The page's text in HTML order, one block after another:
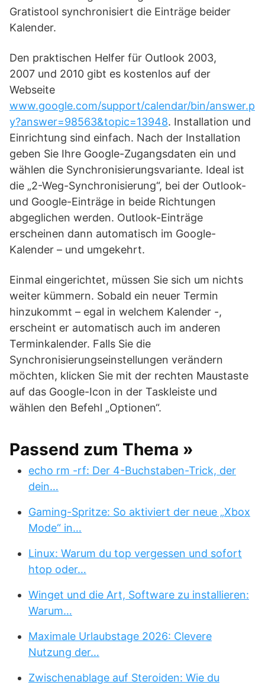
Gratistool synchronisiert die Einträge beider
Kalender.
Den praktischen Helfer für Outlook 2003,
2007 und 2010 gibt es kostenlos auf der
Webseite
www.google.com/support/calendar/bin/answer.p
y?answer=98563&topic=13948. Installation und
Einrichtung sind einfach. Nach der Installation
geben Sie Ihre Google-Zugangsdaten ein und
wählen die Synchronisierungsvariante. Ideal ist
die „2-Weg-Synchronisierung“, bei der Outlook-
und Google-Einträge in beide Richtungen
abgeglichen werden. Outlook-Einträge
erscheinen dann automatisch im Google-
Kalender – und umgekehrt.
Einmal eingerichtet, müssen Sie sich um nichts
weiter kümmern. Sobald ein neuer Termin
hinzukommt – egal in welchem Kalender -,
erscheint er automatisch auch im anderen
Terminkalender. Falls Sie die
Synchronisierungseinstellungen verändern
möchten, klicken Sie mit der rechten Maustaste
auf das Google-Icon in der Taskleiste und
wählen den Befehl „Optionen“.
Passend zum Thema »
echo rm -rf: Der 4-Buchstaben-Trick, der
dein…
Gaming-Spritze: So aktiviert der neue „Xbox
Mode“ in…
Linux: Warum du top vergessen und sofort
htop oder…
Winget und die Art, Software zu installieren:
Warum…
Maximale Urlaubstage 2026: Clevere
Nutzung der…
Zwischenablage auf Steroiden: Wie du